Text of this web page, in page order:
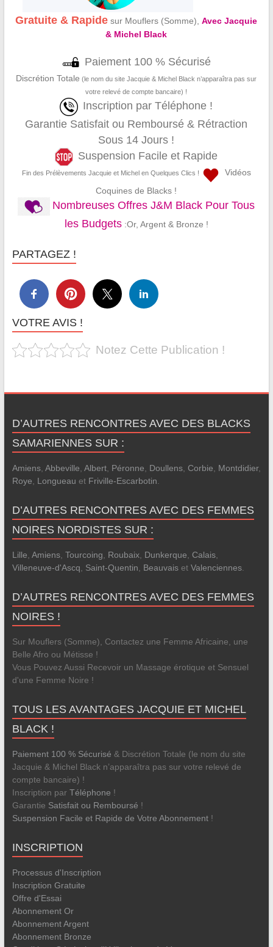
Gratuite & Rapide sur Mouflers (Somme),Avec Jacquie
& Michel Black
Paiement 100 % Sécurisé
Discrétion Totale (le nom du site Jacquie & Michel Black n’apparaîtra pas sur
votre relevé de compte bancaire) !
Inscription par Téléphone !
Garantie Satisfait ou Remboursé & Rétraction
Sous 14 Jours !
Suspension Facile et Rapide
Fin des Prélèvements Jacquie et Michel en Quelques Clics !
Vidéos
Coquines de Blacks !
Nombreuses Offres J&M Black Pour Tous
les Budgets:Or, Argent & Bronze !
PARTAGEZ !
VOTRE AVIS !
Notez Cette Publication !
D’AUTRES RENCONTRES AVEC DES BLACKS
SAMARIENNES SUR :
Amiens, Abbeville Albert, Péronne Doullens, Corbie Montdidier,
Roye
Longueau et Friville-Escarbotin
D’AUTRES RENCONTRES AVEC DES FEMMES
NOIRES NORDISTES SUR :
Lille Amiens, Tourcoing Roubaix, Dunkerque Calais,
Villeneuve-d'Ascq
Saint-Quentin Beauvaiset Valenciennes.
D’AUTRES RENCONTRES AVEC DES FEMMES
NOIRES !
Sur Mouflers (Somme), Contactez une Femme Africaine, une
Belle Afro ou Métisse !
Vous Pouvez Aussi Recevoir un Massage érotique et Sensuel
d'une Femme Noire !
TOUS LES AVANTAGES JACQUIE ET MICHEL
BLACK !
Paiement 100 % Sécurisé & Discrétion Totale (le nom du site
Jacquie & Michel Black n’apparaîtra pas sur votre relevé de
compte bancaire) !
Inscription par Téléphone !
Garantie Satisfait ou Remboursé !
Suspension Facile et Rapide de Votre Abonnement!
INSCRIPTION
Processus d'Inscription
Inscription Gratuite
Offre d'Essai
Abonnement Or
Abonnement Argent
Abonnement Bronze